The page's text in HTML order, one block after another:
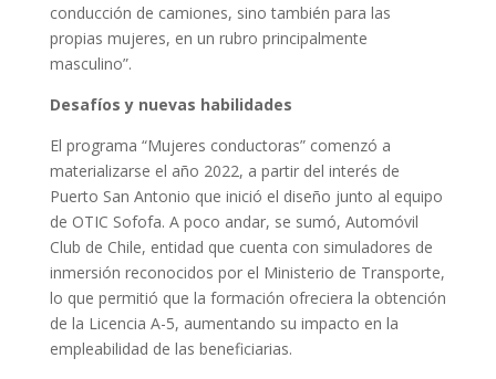
conducción de camiones, sino también para las
propias mujeres, en un rubro principalmente
masculino”.
Desafíos y nuevas habilidades
El programa “Mujeres conductoras” comenzó a
materializarse el año 2022, a partir del interés de
Puerto San Antonio que inició el diseño junto al equipo
de OTIC Sofofa. A poco andar, se sumó, Automóvil
Club de Chile, entidad que cuenta con simuladores de
inmersión reconocidos por el Ministerio de Transporte,
lo que permitió que la formación ofreciera la obtención
de la Licencia A-5, aumentando su impacto en la
empleabilidad de las beneficiarias.